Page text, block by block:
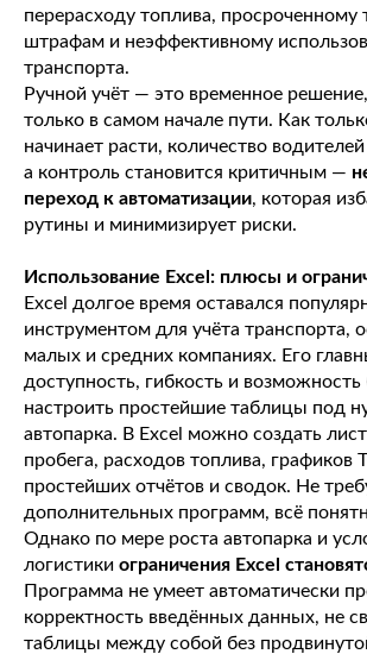
перерасходу топлива, просроченному
штрафам и неэффективному
транспорта.
Ручной учёт — это временное
только в самом начале пути. Как
начинает расти, количество
а контроль становится критичным —
переход к автоматизации, которая
рутины и минимизирует риски.
Использование Excel: плюсы и
Excel долгое время оставался
инструментом для учёта транспорта,
малых и средних компаниях. Его
доступность, гибкость и
настроить простейшие таблицы под
автопарка. В Excel можно создать
пробега, расходов топлива, графиков
простейших отчётов и сводок. Не
дополнительных программ, всё
Однако по мере роста автопарка и
логистики ограничения Excel
Программа не умеет автоматически
корректность введённых данных, не
таблицы между собой без